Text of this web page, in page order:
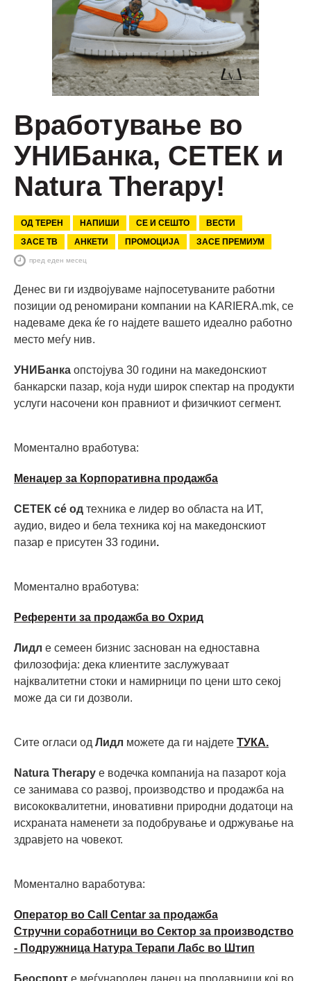
Вработување во
УНИБанка, СЕТЕК и
Natura Therapy!
ОД ТЕРЕН НАПИШИ СЕ И СЕШТО
ВЕСТИ
ЗАСЕ ТВ
АНКЕТИ ПРОМОЦИЈА ЗАСЕ ПРЕМИУМ
пред еден месец
Денес ви ги издвојуваме најпосетуваните работни
позиции од реномирани компании на KARIERA.mk, се
надеваме дека ќе го најдете вашето идеално работно
место меѓу нив.
УНИБанка опстојува 30 години на македонскиот
банкарски пазар, која нуди широк спектар на продукти
услуги насочени кон правниот и физичкиот сегмент.
Моментално вработува:
Mенаџер за Корпоративна продажба
СЕТЕК сé од техника е лидер во областа на ИТ,
аудио, видео и бела техника кој на македонскиот
пазар е присутен 33 години.
Моментално вработува:
Референти за продажба во Охрид
Лидл е семеен бизнис заснован на едноставна
филозофија: дека клиентите заслужуваат
најквалитетни стоки и намирници по цени што секој
може да си ги дозволи.
Сите огласи од Лидл можете да ги најдете ТУКА.
Natura Therapy е водечка компанија на пазарот која
се занимава со развој, производство и продажба на
висококвалитетни, иновативни природни додатоци на
исхраната наменети за подобрување и одржување на
здравјето на човекот.
Моментално ваработува:
Оператор во Call Centar за продажба
Стручни соработници во Сектор за производство
- Подружница Натура Терапи Лабс во Штип
Беоспорт е меѓународен ланец на продавници кој во